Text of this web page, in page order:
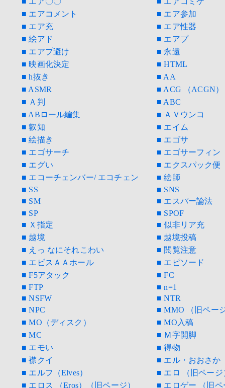
■ エアコメント
■ エア参加
■ エア充
■ エア性器
■ 絵アド
■ エアプ
■ エアプ避け
■ 永遠
■ 映画化決定
■ HTML
■ h抜き
■ AA
■ ASMR
■ ACG （ACGN）
■ Ａ判
■ ABC
■ ABロール編集
■ ＡＶウンコ
■ 叡知
■ エイム
■ 絵描き
■ エゴサ
■ エゴサーチ
■ エゴサーフィン
■ エグい
■ エクスパック便
■ エコーチェンバー/ エコチェン
■ 絵師
■ SS
■ SNS
■ SM
■ エスパー論法
■ SP
■ SPOF
■ Ｘ指定
■ 似非リア充
■ 越境
■ 越境投稿
■ えっ なにそれこわい
■ 閲覧注意
■ エビスＡＡホール
■ エピソード
■ F5アタック
■ FC
■ FTP
■ n=1
■ NSFW
■ NTR
■ NPC
■ MMO （旧ペー
■ MO（ディスク）
■ MO入稿
■ MC
■ Ｍ字開脚
■ エモい
■ 得物
■ 襟クイ
■ エル・おおさか
■ エルフ（Elves）
■ エロ （旧ページ
■ エロス （Eros）（旧ページ）
■ エロゲー （旧ペ